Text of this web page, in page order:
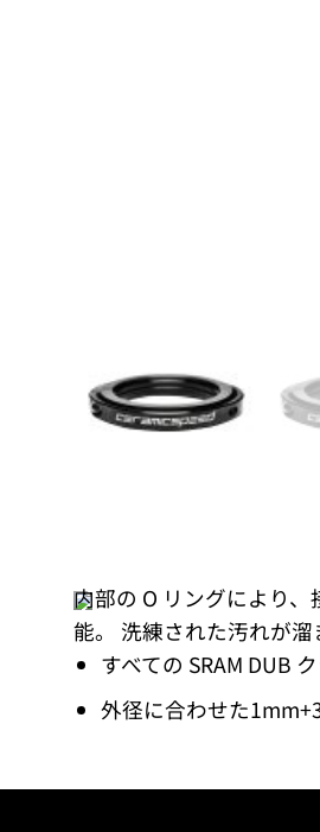
内部の O リングにより
能。 洗練された汚れが溜
すべての SRAM DUB
外径に合わせた